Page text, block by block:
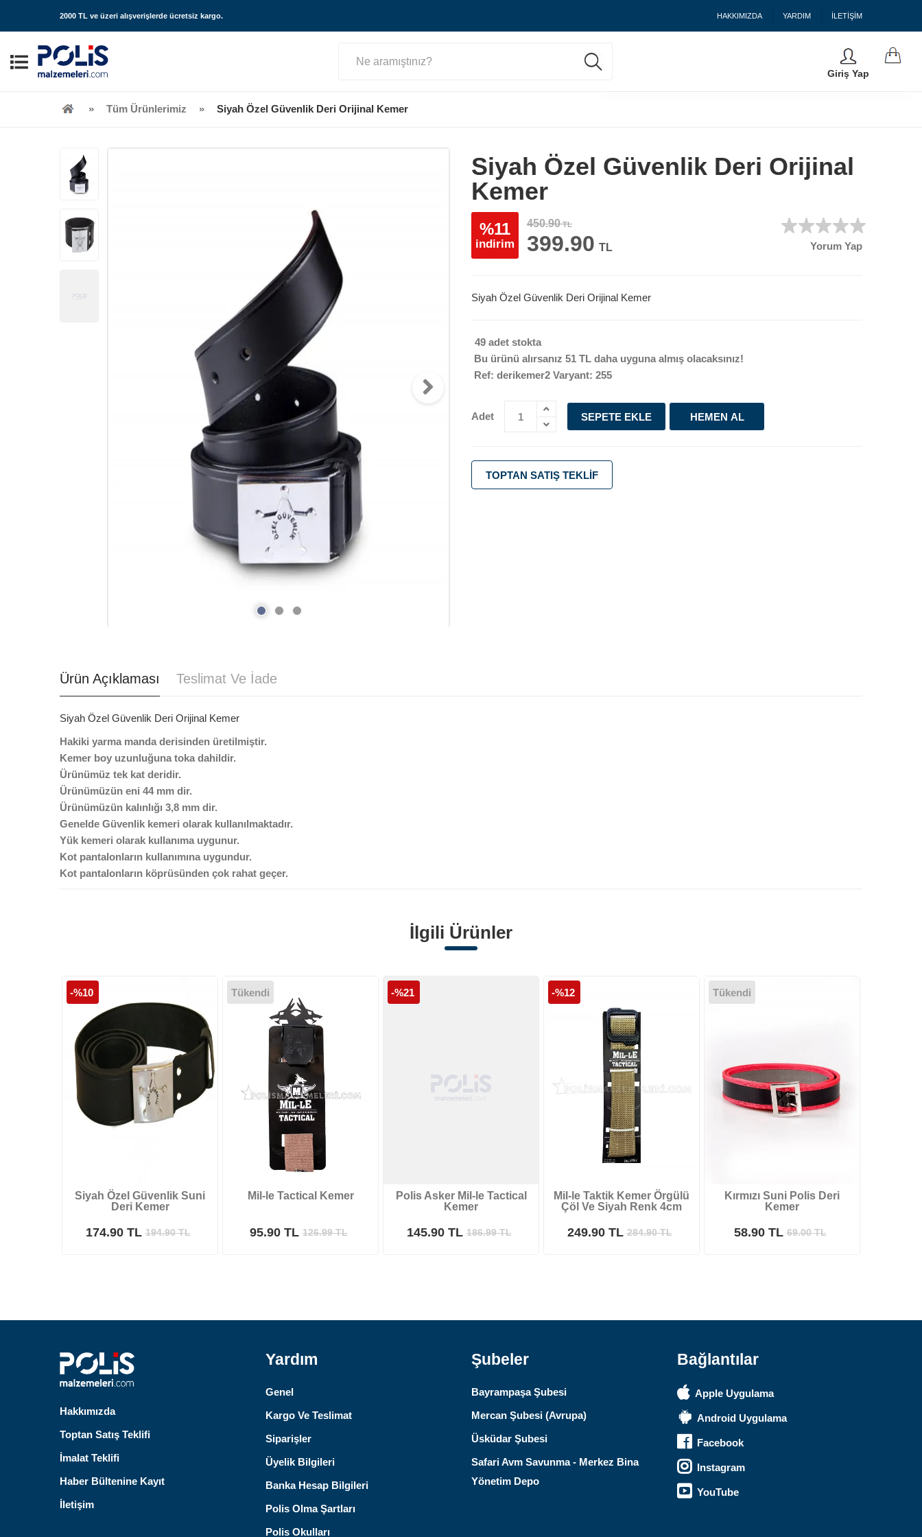
2000 TL ve üzeri alışverişlerde ücretsiz kargo. HAKKIMIZDA YARDIM İLETİŞİM
Giriş Yap
Tüm Ürünlerimiz Siyah Özel Güvenlik Deri Orijinal Kemer
Siyah Özel Güvenlik Deri Orijinal
Kemer
%11
indirim
450.90TL
399.90 TL Yorum Yap
Siyah Özel Güvenlik Deri Orijinal Kemer
49 adet stokta
Bu ürünü alırsanız 51 TL daha uyguna almış olacaksınız!
Ref: derikemer2 Varyant: 255
Adet SEPETE EKLE HEMEN AL
TOPTAN SATIŞ TEKLIF
Ürün Açıklaması Teslimat Ve İade
Siyah Özel Güvenlik Deri Orijinal Kemer
Hakiki yarma manda derisinden üretilmiştir.
Kemer boy uzunluğuna toka dahildir.
Ürünümüz tek kat deridir.
Ürünümüzün eni 44 mm dir.
Ürünümüzün kalınlığı 3,8 mm dir.
Genelde Güvenlik kemeri olarak kullanılmaktadır.
Yük kemeri olarak kullanıma uygunur.
Kot pantalonların kullanımına uygundur.
Kot pantalonların köprüsünden çok rahat geçer.
İlgili Ürünler
-%10
Siyah Özel Güvenlik Suni
Deri Kemer
174.90 TL194.90TL
Tükendi
Mil-le Tactical Kemer
95.90 TL126.99TL
-%21
Polis Asker Mil-le Tactical
Kemer
145.90 TL186.99TL
-%12
Mil-le Taktik Kemer Örgülü
Çöl Ve Siyah Renk 4cm
249.90 TL284.90TL
Tükendi
Kırmızı Suni Polis Deri
Kemer
58.90 TL69.00TL
Hakkımızda
Toptan Satış Teklifi
İmalat Teklifi
Haber Bültenine Kayıt
İletişim
Yardım
Genel
Kargo Ve Teslimat
Siparişler
Üyelik Bilgileri
Banka Hesap Bilgileri
Polis Olma Şartları
Polis Okulları
Şubeler
Bayrampaşa Şubesi
Mercan Şubesi (Avrupa)
Üsküdar Şubesi
Safari Avm Savunma - Merkez Bina
Yönetim Depo
Bağlantılar
Apple Uygulama
Android Uygulama
Facebook
Instagram
YouTube
ekipman arasından aradığınız